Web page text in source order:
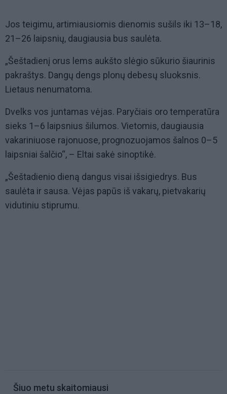
Jos teigimu, artimiausiomis dienomis sušils iki 13–18,
21–26 laipsnių, daugiausia bus saulėta.
„Šeštadienį orus lems aukšto slėgio sūkurio šiaurinis
pakraštys. Dangų dengs plonų debesų sluoksnis.
Lietaus nenumatoma.
Dvelks vos juntamas vėjas. Paryčiais oro temperatūra
sieks 1–6 laipsnius šilumos. Vietomis, daugiausia
vakariniuose rajonuose, prognozuojamos šalnos 0–5
laipsniai šalčio“, – Eltai sakė sinoptikė.
„Šeštadienio dieną dangus visai išsigiedrys. Bus
saulėta ir sausa. Vėjas papūs iš vakarų, pietvakarių
vidutiniu stiprumu.
Šiuo metu skaitomiausi